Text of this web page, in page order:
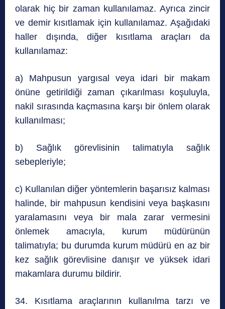
olarak hiç bir zaman kullanılamaz. Ayrıca zincir
ve demir kısıtlamak için kullanılamaz. Aşağıdaki
haller dışında, diğer kısıtlama araçları da
kullanılamaz:
a) Mahpusun yargısal veya idari bir makam
önüne getirildiği zaman çıkarılması koşuluyla,
nakil sırasında kaçmasına karşı bir önlem olarak
kullanılması;
b) Sağlık görevlisinin talimatıyla sağlık
sebepleriyle;
c) Kullanılan diğer yöntemlerin başarısız kalması
halinde, bir mahpusun kendisini veya başkasını
yaralamasını veya bir mala zarar vermesini
önlemek amacıyla, kurum müdürünün
talimatıyla; bu durumda kurum müdürü en az bir
kez sağlık görevlisine danışır ve yüksek idari
makamlara durumu bildirir.
34. Kısıtlama araçlarının kullanılma tarzı ve